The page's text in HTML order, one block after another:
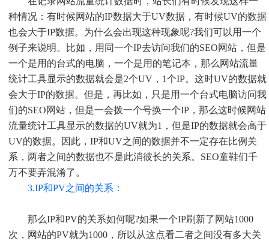
种情况：有时候网站的IP数据大于UV数据，有时候UV的数据
也会大于IP数据。为什么会出现这种现象呢?我们可以用一个
例子来说明。比如，用同一个IP去访问我们的SEO网站，但是
一个是用的台式的电脑，一个是用的笔记本，那么网站流量
统计工具显示的数据就会是2个UV，1个IP。这时UV的数据就
会大于IP的数据。但是，再比如，只是用一个台式电脑访问我
们的SEO网站，但是一会拨一个号换一个IP，那么这时候网站
流量统计工具显示的数据的UV就为1，但是IP的数据就会高于
UV的数据。因此，IP和UV之间的数据并不一定存在比例关
系，两者之间的数据也不是此消彼长的关系。SEO童鞋们千
万不要弄混淆了。
3.IP和PV之间的关系：
那么IP和PV的关系如何呢?如果一个IP刷新了网站1000
次，网站的PV就为1000，所以从这点看二者之间没有多大关